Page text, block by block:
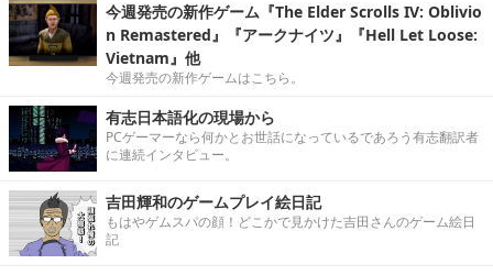
今週発売の新作ゲーム『The Elder Scrolls IV: Oblivio
n Remastered』『アークナイツ』『Hell Let Loose:
Vietnam』他
今週発売の新作ゲームはこちら。
有志日本語化の現場から
PCゲーマーなら何かとお世話になっているであろう有志翻訳者
に連続インタビュー。
吉田輝和のゲームプレイ絵日記
もはやゲムスパの顔！どこかで見かけた吉田さんのゲーム絵日
記